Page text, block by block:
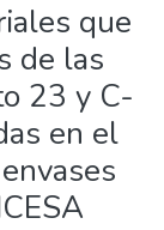
que
de las
23 y C-
en el